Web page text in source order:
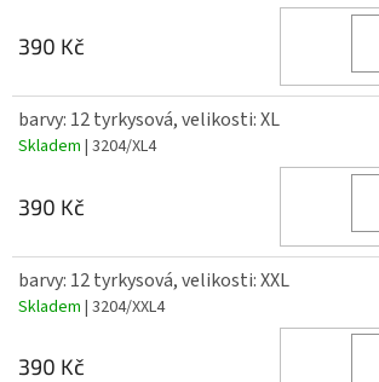
390 Kč
barvy: 12 tyrkysová, velikosti: XL
Skladem | 3204/XL4
390 Kč
barvy: 12 tyrkysová, velikosti: XXL
Skladem | 3204/XXL4
390 Kč